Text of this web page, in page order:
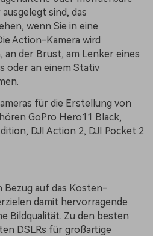
sind, das
wenn Sie in eine
Action-Kamera wird
an der Brust, am Lenker eines
oder an einem Stativ
für die Erstellung von
GoPro Hero11 Black,
DJI Action 2, DJI Pocket 2
Bezug auf das Kosten-
damit hervorragende
Bildqualität. Zu den besten
DSLRs für großartige